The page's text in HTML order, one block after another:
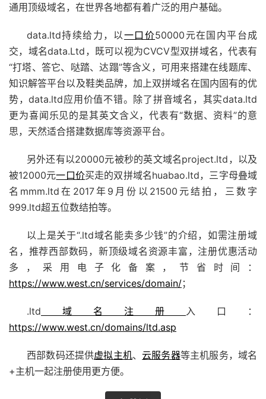
通用顶级域名，在世界各地都有着广泛的用户基础。
data.ltd持续给力，以 一口价50000元在国内平台成
交，域名data.Ltd，既可以视为CVCV型双拼域名，代表有
“打塔、答它、哒踏、达蹋”等含义，可用来搭建在线题库、
知识解答平台以及鞋类品牌，加上双拼域名在国内固有的优
势，data.ltd应用价值不错。除了拼音域名，其实data.ltd
更为喜闻乐见的是其英文含义，代表有“数据、资料”的意
思，天然适合搭建数据库等资源平台。
另外还有以20000元被秒的英文域名project.ltd，以及
被12000元一口价买走的双拼域名huabao.ltd，三字母叠域
名mmm.ltd在2017年9月份以21500元结拍，三数字
999.ltd超五位数结拍等。
以上是关于“.ltd域名能卖多少钱”的介绍，如需注册域
名，推荐西部数码，新顶级域名资源丰富，注册优惠活动
多，采用电子化备案，节省时间：
https://www.west.cn/services/domain/；
.ltd 域名注册
入口：
https://www.west.cn/domains/ltd.asp
西部数码还提供虚拟主机、云服务器等主机服务，域名
+主机一起注册使用更方便。